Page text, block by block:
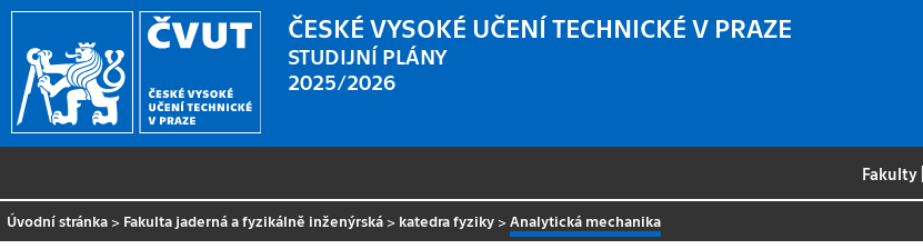
ČESKÉ VYSOKÉ UČENÍ TECHNICKÉ V PRAZE
STUDIJNÍ PLÁNY
2025/2026
Fakulty
Úvodní stránka > Fakulta jaderná a fyzikálně inženýrská > katedra fyziky > Analytická mechanika